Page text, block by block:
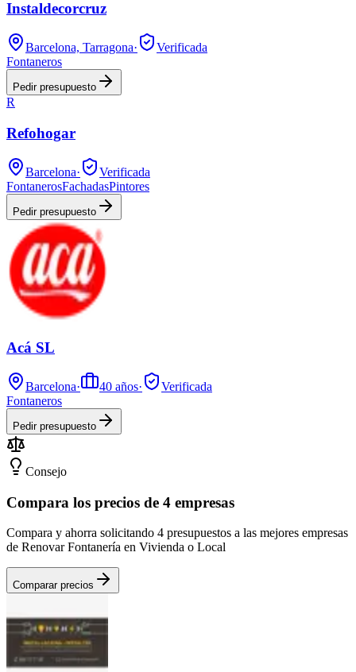
Instaldecorcruz
Barcelona, Tarragona·
Verificada
Fontaneros
Pedir presupuesto
R
Refohogar
Barcelona·
Verificada
FontanerosFachadasPintores
Pedir presupuesto
Acá SL
Barcelona· 40 años·
Verificada
Fontaneros
Pedir presupuesto
Consejo
Compara los precios de 4 empresas
Compara y ahorra solicitando 4 presupuestos a las mejores empresas
de Renovar Fontanería en Vivienda o Local
Comparar precios